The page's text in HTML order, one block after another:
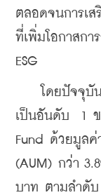
ตลอดจนการเส
ที่เพิ่มโอกาสกา
ESG
โดยปัจจุบัน
เป็นอันดับ  1 ข
Fund ด้วยมูลค่
(AUM) กว่า
บาท ตามลำดั